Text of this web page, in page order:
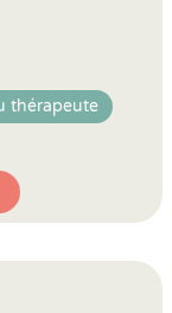
thérapeute